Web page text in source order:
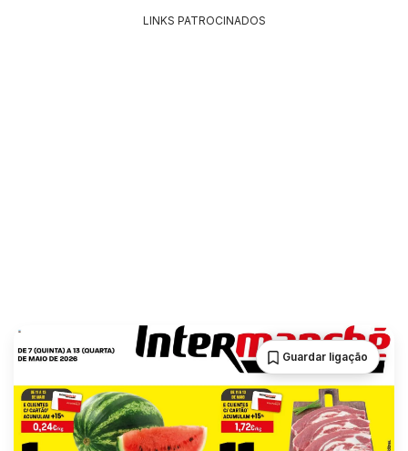
LINKS PATROCINADOS
Guardar ligação